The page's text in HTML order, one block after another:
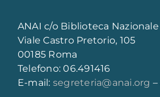
ANAI c/o Biblioteca Nazionale
Viale Castro Pretorio, 105
00185 Roma
Telefono: 06.491416
E-mail: segreteria@anai.org –